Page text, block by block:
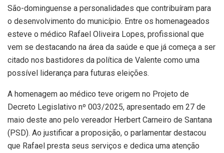
São-dominguense a personalidades que contribuíram para
o desenvolvimento do município. Entre os homenageados
esteve o médico Rafael Oliveira Lopes, profissional que
vem se destacando na área da saúde e que já começa a ser
citado nos bastidores da política de Valente como uma
possível liderança para futuras eleições.
A homenagem ao médico teve origem no Projeto de
Decreto Legislativo nº 003/2025, apresentado em 27 de
maio deste ano pelo vereador Herbert Carneiro de Santana
(PSD). Ao justificar a proposição, o parlamentar destacou
que Rafael presta seus serviços e dedica uma atenção